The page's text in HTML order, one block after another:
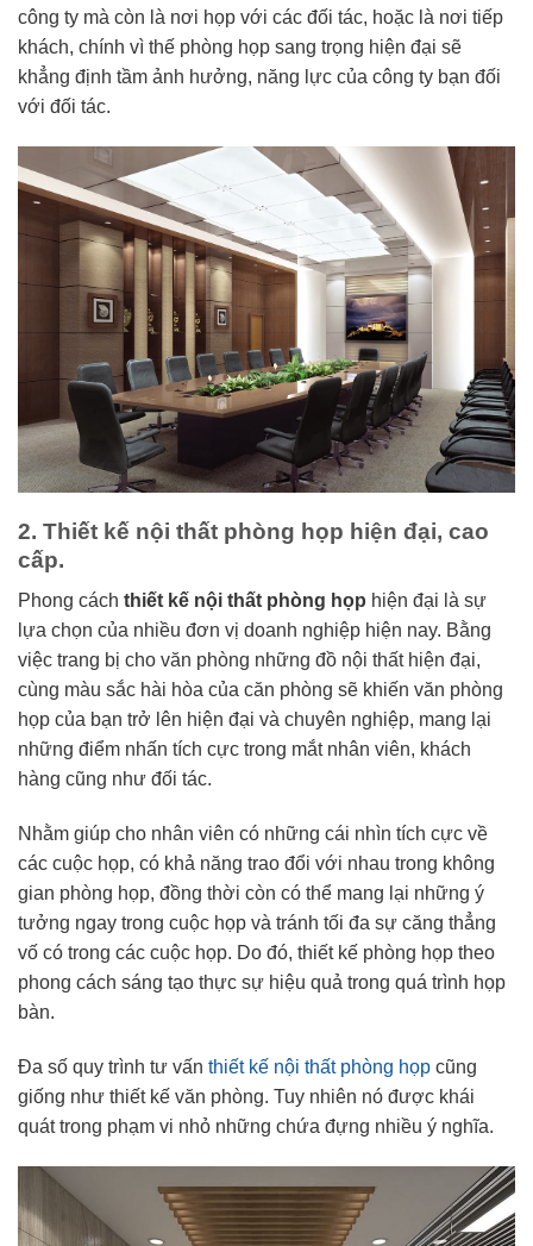
công ty mà còn là nơi họp với các đối tác, hoặc là nơi tiếp
khách, chính vì thế phòng họp sang trọng hiện đại sẽ
khẳng định tầm ảnh hưởng, năng lực của công ty bạn đối
với đối tác.
2. Thiết kế nội thất phòng họp hiện đại, cao
cấp.
Phong cách thiết kế nội thất phòng họp hiện đại là sự
lựa chọn của nhiều đơn vị doanh nghiệp hiện nay. Bằng
việc trang bị cho văn phòng những đồ nội thất hiện đại,
cùng màu sắc hài hòa của căn phòng sẽ khiến văn phòng
họp của bạn trở lên hiện đại và chuyên nghiệp, mang lại
những điểm nhấn tích cực trong mắt nhân viên, khách
hàng cũng như đối tác.
Nhằm giúp cho nhân viên có những cái nhìn tích cực về
các cuộc họp, có khả năng trao đổi với nhau trong không
gian phòng họp, đồng thời còn có thể mang lại những ý
tưởng ngay trong cuộc họp và tránh tối đa sự căng thẳng
vố có trong các cuộc họp. Do đó, thiết kế phòng họp theo
phong cách sáng tạo thực sự hiệu quả trong quá trình họp
bàn.
Đa số quy trình tư vấn thiết kế nội thất phòng họp cũng
giống như thiết kế văn phòng. Tuy nhiên nó được khái
quát trong phạm vi nhỏ những chứa đựng nhiều ý nghĩa.